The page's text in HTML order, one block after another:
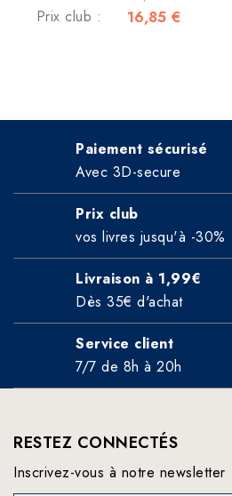
Prix club : 16,85 €
Paiement sécurisé
Avec 3D-secure
Prix club
vos livres jusqu'à -30%
Livraison à 1,99€
Dès 35€ d'achat
Service client
7/7 de 8h à 20h
RESTEZ CONNECTÉS
Inscrivez-vous à notre newsletter